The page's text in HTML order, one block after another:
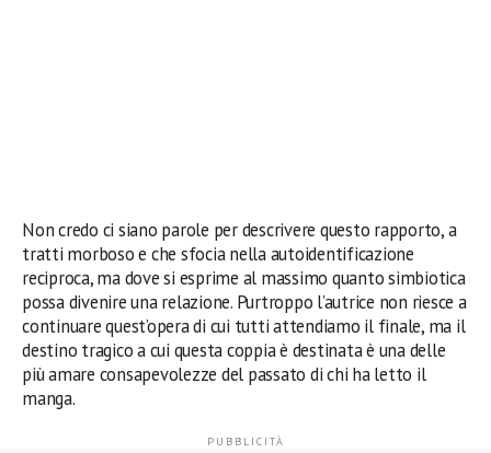
Non credo ci siano parole per descrivere questo rapporto, a
tratti morboso e che sfocia nella autoidentificazione
reciproca, ma dove si esprime al massimo quanto simbiotica
possa divenire una relazione. Purtroppo l’autrice non riesce a
continuare quest’opera di cui tutti attendiamo il finale, ma il
destino tragico a cui questa coppia è destinata è una delle
più amare consapevolezze del passato di chi ha letto il
manga.